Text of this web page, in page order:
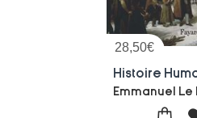
28,50€